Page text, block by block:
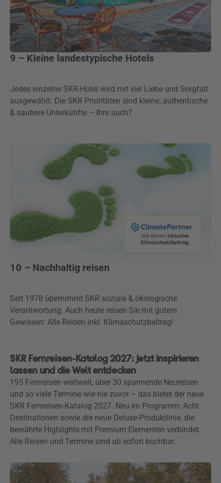
9 – Kleine landestypische Hotels
Jedes einzelne SKR-Hotel wird mit viel Liebe und Sorgfalt
ausgewählt: Die SKR Prioritäten sind kleine, authentische
& saubere Unterkünfte – Ihre auch?
10 – Nachhaltig reisen
Seit 1978 übernimmt SKR soziale & ökologische
Verantwortung. Auch heute reisen Sie mit gutem
Gewissen: Alle Reisen inkl. Klimaschutzbeitrag!
SKR Fernreisen-Katalog 2027: Jetzt inspirieren
lassen und die Welt entdecken
195 Fernreisen weltweit, über 30 spannende Neureisen
und so viele Termine wie nie zuvor – das bietet der neue
SKR Fernreisen-Katalog 2027. Neu im Programm: Acht
Destinationen sowie die neue Deluxe-Produktlinie, die
bewährte Highlights mit Premium Elementen verbindet.
Alle Reisen und Termine sind ab sofort buchbar.